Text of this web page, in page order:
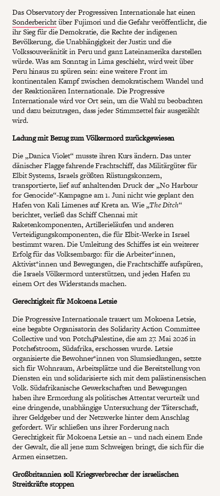
Das Observatory der Progressiven Internationale hat einen
Sonderberichtüber Fujimori und die Gefahr veröffentlicht, die
ihr Sieg für die Demokratie, die Rechte der indigenen
Bevölkerung, die Unabhängigkeit der Justiz und die
Volkssouveränität in Peru und ganz Lateinamerika darstellen
würde. Was am Sonntag in Lima geschieht, wird weit über
Peru hinaus zu spüren sein: eine weitere Front im
kontinentalen Kampf zwischen demokratischem Wandel und
der Reaktionären Internationale. Die Progressive
Internationale wird vor Ort sein, um die Wahl zu beobachten
und dazu beizutragen, dass jeder Stimmzettel fair ausgezählt
wird.
Ladung mit Bezug zum Völkermord zurückgewiesen
Die „Danica Violet“ musste ihren Kurs ändern. Das unter
dänischer Flagge fahrende Frachtschiff, das Militärgüter für
Elbit Systems, Israels größten Rüstungskonzern,
transportierte, lief auf anhaltenden Druck der „No Harbour
for Genocide“-Kampagne am 1. Juni nicht wie geplant den
Hafen von Kali Limenes auf Kreta an. Wie„The Ditch“
berichtet, verließ das Schiff Chennai mit
Raketenkomponenten, Artillerieläufen und anderen
Verteidigungskomponenten, die für Elbit-Werke in Israel
bestimmt waren. Die Umleitung des Schiffes ist ein weiterer
Erfolg für das Volksembargo: für die Arbeiter*innen,
Aktivist*innen und Bewegungen, die Frachtschiffe aufspüren,
die Israels Völkermord unterstützen, und jeden Hafen zu
einem Ort des Widerstands machen.
Gerechtigkeit für Mokoena Letsie
Die Progressive Internationale trauert um Mokoena Letsie,
eine begabte Organisatorin des Solidarity Action Committee
Collective und von Potch4Palestine, die am 27. Mai 2026 in
Potchefstroom, Südafrika, erschossen wurde. Letsie
organisierte die Bewohner*innen von Slumsiedlungen, setzte
sich für Wohnraum, Arbeitsplätze und die Bereitstellung von
Diensten ein und solidarisierte sich mit dem palästinensischen
Volk. Südafrikanische Gewerkschaften und Bewegungen
haben ihre Ermordung als politisches Attentat verurteilt und
eine dringende, unabhängige Untersuchung der Täterschaft,
ihrer Geldgeber und der Netzwerke hinter dem Anschlag
gefordert. Wir schließen uns ihrer Forderung nach
Gerechtigkeit für Mokoena Letsie an – und nach einem Ende
der Gewalt, die all jene zum Schweigen bringt, die sich für die
Armen einsetzen.
Großbritannien soll Kriegsverbrecher der israelischen
Streitkräfte stoppen